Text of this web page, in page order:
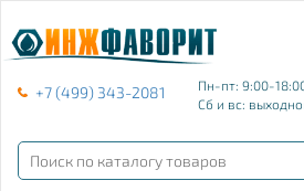
+7 (499) 343-2081
Пн-пт: 9:00-
Сб и вс: